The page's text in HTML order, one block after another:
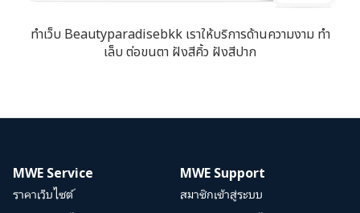
ทำเว็บ Beautyparadisebkk เราให้บริการด้านความงาม ทำ
เล็บ ต่อขนตา ฝังสีคิ้ว ฝังสีปาก
MWE Service
ราคาเว็บไซต์
MWE Support
สมาชิกเข้าสู่ระบบ